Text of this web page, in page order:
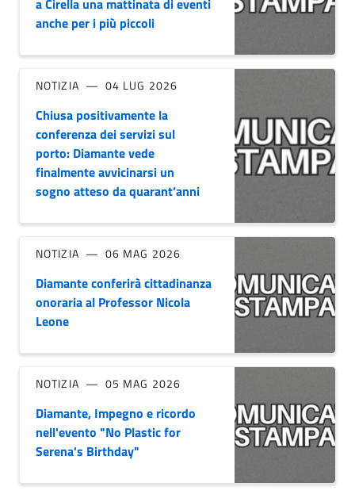
a Cirella una mattinata di eventi
anche per i più piccoli
NOTIZIA 04 LUG 2026
Chiusa positivamente la
conferenza dei servizi sul
porto: Diamante vede
finalmente avvicinarsi un
sogno atteso da quarant’anni
NOTIZIA 06 MAG 2026
Diamante conferirà cittadinanza
onoraria al Professor Nicola
Leone
NOTIZIA 05 MAG 2026
Diamante, Impegno e ricordo
nell'evento "No Plastic for
Serena's Birthday"